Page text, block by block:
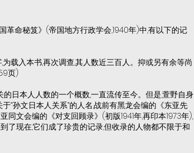
命秘笈》(帝国地方行政学会,1940年)中,有以下的记
载入本书,再次调查,其人数近三百人。抑或另有余等尚
页)
日本人人数的一个概数,一直流传至今。但是,萱野自身
“孙文日本人关系”的人名,战前有黑龙会编的《东亚先
同文会编的《对支回顾录》(初版1941年,再印本1973年),
了现在,它们成了珍贵的记录,但收录的人物都不限于和